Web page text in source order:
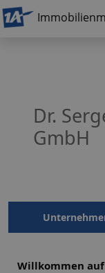
Dr.
GmbH
Willkommen